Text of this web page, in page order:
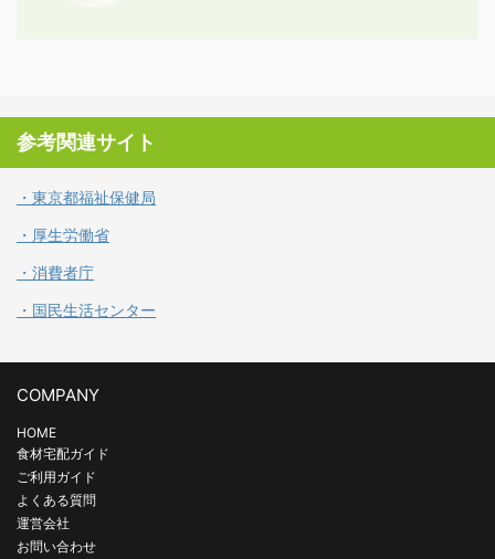
参考関連サイト
・東京都福祉保健局
・厚生労働省
・消費者庁
・国民生活センター
COMPANY
HOME
食材宅配ガイド
ご利用ガイド
よくある質問
運営会社
お問い合わせ